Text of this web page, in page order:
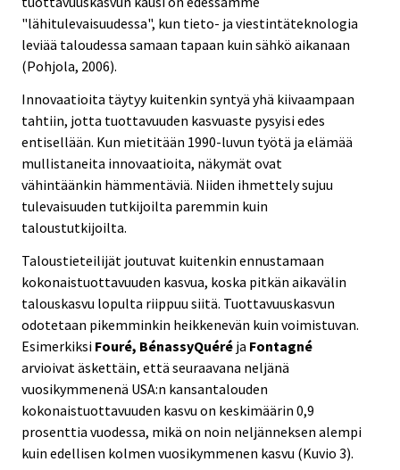
"lähitulevaisuudessa", kun tieto- ja viestintäteknologia
leviää taloudessa samaan tapaan kuin sähkö aikanaan
(Pohjola, 2006).
Innovaatioita täytyy kuitenkin syntyä yhä kiivaampaan
tahtiin, jotta tuottavuuden kasvuaste pysyisi edes
entisellään. Kun mietitään 1990-luvun työtä ja elämää
mullistaneita innovaatioita, näkymät ovat
vähintäänkin hämmentäviä. Niiden ihmettely sujuu
tulevaisuuden tutkijoilta paremmin kuin
taloustutkijoilta.
Taloustieteilijät joutuvat kuitenkin ennustamaan
kokonaistuottavuuden kasvua, koska pitkän aikavälin
talouskasvu lopulta riippuu siitä. Tuottavuuskasvun
odotetaan pikemminkin heikkenevän kuin voimistuvan.
Esimerkiksi Fouré, Bénassy­Quéré ja Fontagné
arvioivat äskettäin, että seuraavana neljänä
vuosikymmenenä USA:n kansantalouden
kokonaistuottavuuden kasvu on keskimäärin 0,9
prosenttia vuodessa, mikä on noin neljänneksen alempi
kuin edellisen kolmen vuosikymmenen kasvu (Kuvio 3).